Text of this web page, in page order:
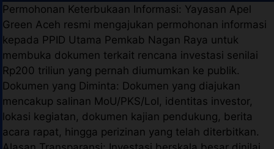
Permohonan Keterbukaan Informasi: Yayasan Apel
Green Aceh resmi mengajukan permohonan informasi
kepada PPID Utama Pemkab Nagan Raya untuk
membuka dokumen terkait rencana investasi senilai
Rp200 triliun yang pernah diumumkan ke publik.
Dokumen yang Diminta: Dokumen yang diajukan
mencakup salinan MoU/PKS/LoI, identitas investor,
lokasi kegiatan, dokumen kajian pendukung, berita
acara rapat, hingga perizinan yang telah diterbitkan.